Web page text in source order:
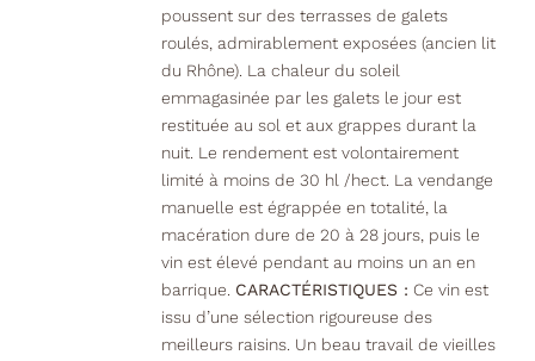
poussent sur des terrasses de galets
roulés, admirablement exposées (ancien lit
du Rhône). La chaleur du soleil
emmagasinée par les galets le jour est
restituée au sol et aux grappes durant la
nuit. Le rendement est volontairement
limité à moins de 30 hl /hect. La vendange
manuelle est égrappée en totalité, la
macération dure de 20 à 28 jours, puis le
vin est élevé pendant au moins un an en
barrique. CARACTÉRISTIQUES : Ce vin est
issu d’une sélection rigoureuse des
meilleurs raisins. Un beau travail de vieilles